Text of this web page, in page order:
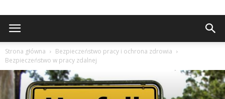
Strona główna
Bezpieczeństwo pracy i ochrona zdrowia
Bezpieczeństwo w pracy zdalnej